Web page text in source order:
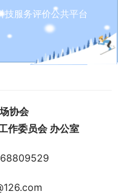
技服务评价公共平台
协会
作委员会 办公室